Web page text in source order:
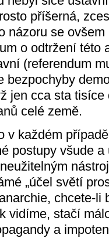
příšerná,
názoru se ovšem
o odtržení této
(referendum
bezpochyby
jen cca sta
celé země.
v každém
postupy všude
„účel světí
chcete-li
vidíme, stačí
a